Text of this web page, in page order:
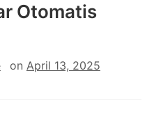
Otomatis
on April 13, 2025